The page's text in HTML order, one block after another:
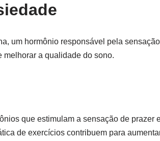
um hormônio responsável pela
melhorar a qualidade do sono.
que estimulam a sensação de
de exercícios contribuem para